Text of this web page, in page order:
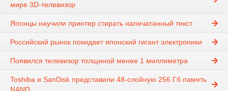
мире 3D-телевизор
Японцы научили принтер стирать напечатанный текст
Российский рынок покидает японский гигант электроники
Появился телевизор толщиной менее 1 миллиметра
Toshiba и SanDisk представили 48-слойную 256 Гб память